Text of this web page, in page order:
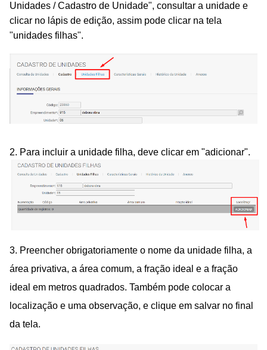
Unidades / Cadastro de Unidade", consultar a unidade e
clicar no lápis de edição, assim pode clicar na tela
"unidades filhas".
2. Para incluir a unidade filha, deve clicar em "adicionar".
3. Preencher obrigatoriamente o nome da unidade filha, a
área privativa, a área comum, a fração ideal e a fração
ideal em metros quadrados. Também pode colocar a
localização e uma observação, e clique em salvar no final
da tela.